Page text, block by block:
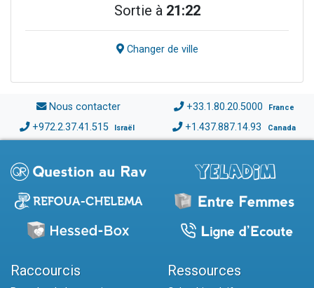
Sortie à 21:22
Changer de ville
Nous contacter +33.1.80.20.5000 France
+972.2.37.41.515 Israël +1.437.887.14.93 Canada
Raccourcis Ressources